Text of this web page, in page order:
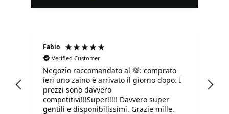
Fabio
Verified Customer
Negozio raccomandato al 💯: comprato
ieri uno zaino è arrivato il giorno dopo. I
prezzi sono davvero
competitivi!!!Super!!!!! Davvero super
gentili e disponibilissimi. Grazie mille.